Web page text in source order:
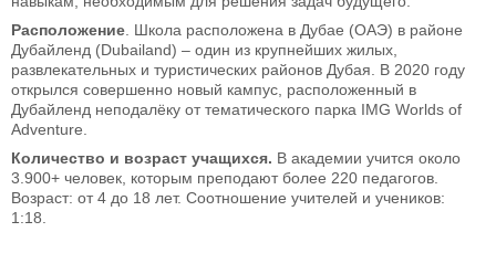
Расположение . Школа расположена в Дубае (ОАЭ) в районе
Дубайленд (Dubailand) – один из крупнейших жилых,
развлекательных и туристических районов Дубая. В 2020 году
открылся совершенно новый кампус, расположенный в
Дубайленд неподалёку от тематического парка IMG Worlds of
Adventure.
Количество и возраст учащихся. В академии учится около
3.900+ человек, которым преподают более 220 педагогов.
Возраст: от 4 до 18 лет. Соотношение учителей и учеников:
1:18.